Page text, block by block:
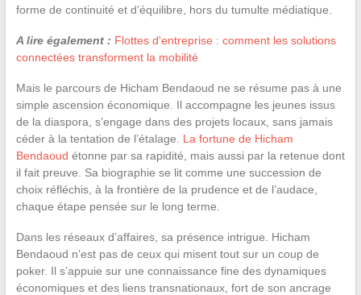
forme de continuité et d’équilibre, hors du tumulte médiatique.
A lire également : Flottes d'entreprise : comment les solutions
connectées transforment la mobilité
Mais le parcours de Hicham Bendaoud ne se résume pas à une
simple ascension économique. Il accompagne les jeunes issus
de la diaspora, s’engage dans des projets locaux, sans jamais
céder à la tentation de l’étalage. La fortune de Hicham
Bendaoud étonne par sa rapidité, mais aussi par la retenue dont
il fait preuve. Sa biographie se lit comme une succession de
choix réfléchis, à la frontière de la prudence et de l’audace,
chaque étape pensée sur le long terme.
Dans les réseaux d’affaires, sa présence intrigue. Hicham
Bendaoud n’est pas de ceux qui misent tout sur un coup de
poker. Il s’appuie sur une connaissance fine des dynamiques
économiques et des liens transnationaux, fort de son ancrage